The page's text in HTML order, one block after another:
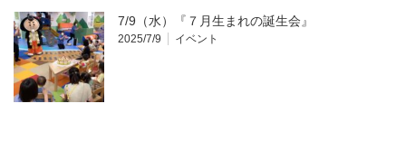
7/9（水）『７月生まれの誕生会』
2025/7/9 イベント